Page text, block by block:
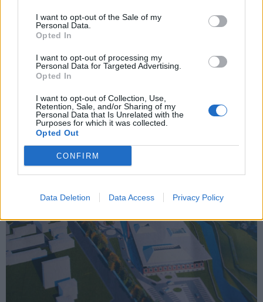
I want to opt-out of the Sale of my
Personal Data.
Opted In
I want to opt-out of processing my
Personal Data for Targeted Advertising.
Opted In
I want to opt-out of Collection, Use,
Retention, Sale, and/or Sharing of my
Personal Data that Is Unrelated with the
Purposes for which it was collected.
Opted Out
CONFIRM
Data Deletion Data Access Privacy Policy
Continua l’operazione di concentrazione
delle sedi di Confindustria Varese